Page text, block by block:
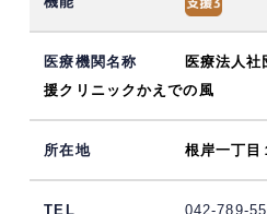
医療法人
援クリニックかえでの風
根岸一丁目
042-789-